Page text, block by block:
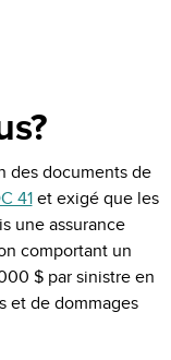
des documents de
41et exigé que les
une assurance
comportant un
$ par sinistre en
et de dommages